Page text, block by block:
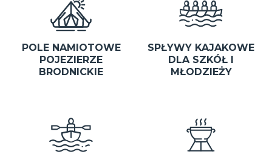
POLE NAMIOTOWE
POJEZIERZE
BRODNICKIE
SPŁYWY KAJAKOWE
DLA SZKÓŁ I
MŁODZIEŻY